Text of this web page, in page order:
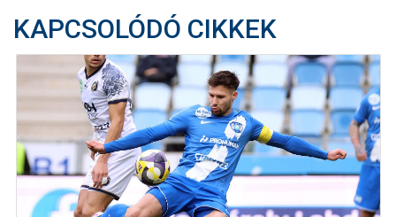
KAPCSOLÓDÓ CIKKEK